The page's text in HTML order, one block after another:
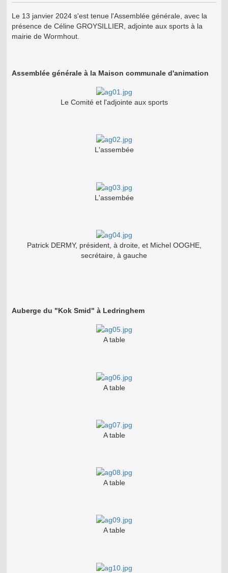
Le 13 janvier 2024 s'est tenue l'Assemblée générale, avec la
présence de Céline GROYSILLIER, adjointe aux sports à la
mairie de Wormhout.
Assemblée générale à la Maison communale d'animation
Le Comité et l'adjointe aux sports
L'assembée
L'assembée
Patrick DERMY, président, à droite, et Michel OOGHE,
secrétaire, à gauche
Auberge du "Kok Smid" à Ledringhem
A table
A table
A table
A table
A table